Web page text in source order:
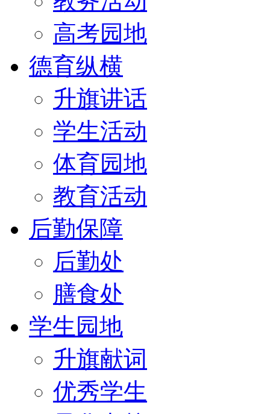
高考园地
德育纵横
升旗讲话
学生活动
体育园地
教育活动
后勤保障
后勤处
膳食处
学生园地
升旗献词
优秀学生